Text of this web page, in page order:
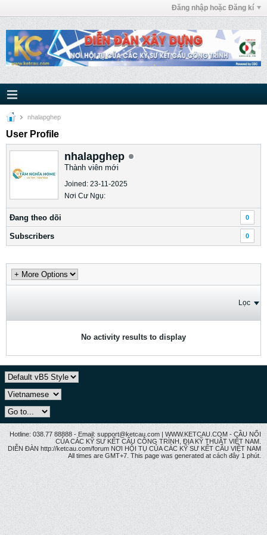
Đăng nhập hoặc Đăng kí
nhalapghep
User Profile
nhalapghep
Thành viên mới
Joined: 23-11-2025
Nơi Cư Ngụ:
Ðang theo dõi 0
Subscribers 0
Lọc
No activity results to display
Hotline: 038.77 88888 - Email: support@ketcau.com | WWW.KETCAU.COM - CẦU NỐI
CỦA CÁC KỸ SƯ KẾT CẤU CÔNG TRÌNH, ĐỊA KỸ THUẬT VIỆT NAM.
DIỄN ĐÀN http://ketcau.com/forum NƠI HỘI TỤ CỦA CÁC KỸ SƯ KẾT CÂU VIỆT NAM
All times are GMT+7. This page was generated at cách đây 1 phút.